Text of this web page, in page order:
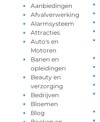
Aanbiedingen
Afvalverwerking
Alarmsysteem
Attracties
Auto's en
Motoren
Banen en
opleidingen
Beauty en
verzorging
Bedrijven
Bloemen
Blog